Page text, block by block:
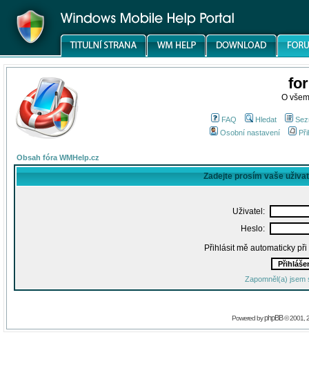
O
FAQ Hledat
Osobní nastavení
Obsah fóra WMHelp.cz
Zadejte prosím vaše
Uživatel:
Heslo:
Přihlásit mě automaticky
Zapomněl(a) jsem
Powered byphpBB© 2001,